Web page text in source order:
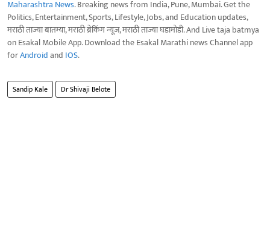
Maharashtra News. Breaking news from India, Pune, Mumbai. Get the
Politics, Entertainment, Sports, Lifestyle, Jobs, and Education updates,
मराठी ताज्या बातम्या, मराठी ब्रेकिंग न्यूज, मराठी ताज्या घडामोडी. And Live taja batmya
on Esakal Mobile App. Download the Esakal Marathi news Channel app
forAndroidand IOS.
Sandip Kale Dr Shivaji Belote